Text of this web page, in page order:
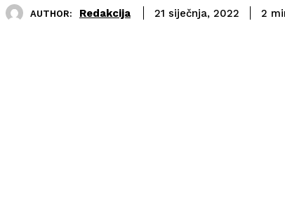
AUTHOR: Redakcija 21 siječnja, 2022 2